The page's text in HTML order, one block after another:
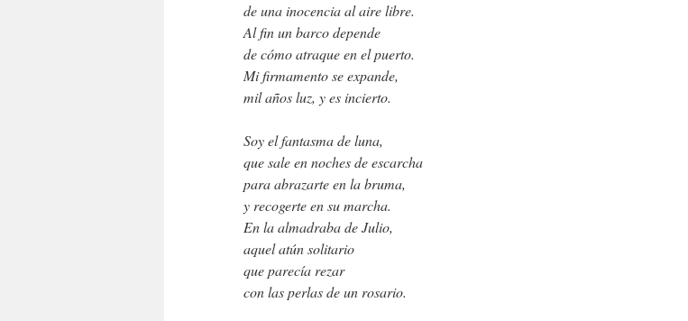
de una inocencia al aire libre.
Al fin un barco depende
de cómo atraque en el puerto.
Mi firmamento se expande,
mil años luz, y es incierto.
Soy el fantasma de luna,
que sale en noches de escarcha
para abrazarte en la bruma,
y recogerte en su marcha.
En la almadraba de Julio,
aquel atún solitario
que parecía rezar
con las perlas de un rosario.